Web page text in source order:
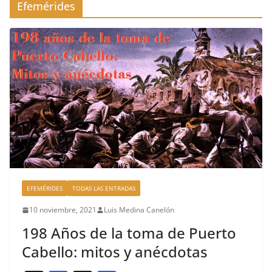
Efemérides
EFEMÉRIDES TODAS LAS ENTRADAS
10 noviembre, 2021 Luis Medina Canelón
198 Años de la toma de Puerto
Cabello: mitos y anécdotas